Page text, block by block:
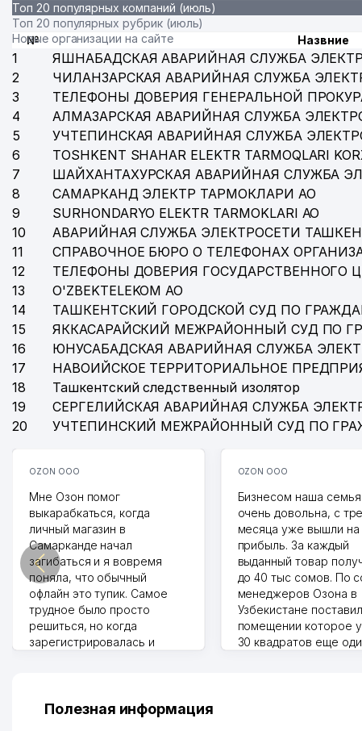
Топ 20 популярных компаний (июль)
Топ 20 популярных рубрик (июль)
Новые организации на сайте
№ Назвние
1 ЯШНАБАДСКАЯ АВАРИЙНАЯ СЛУЖБА
2
ЧИЛАНЗАРСКАЯ АВАРИЙНАЯ СЛУЖБА
3
ТЕЛЕФОНЫ ДОВЕРИЯ ГЕНЕРАЛЬНОЙ
4
АЛМАЗАРСКАЯ АВАРИЙНАЯ СЛУЖБА
5
УЧТЕПИНСКАЯ АВАРИЙНАЯ СЛУЖБА
6
TOSHKENT SHAHAR ELEKTR TARMOQLARI
7
ШАЙХАНТАХУРСКАЯ АВАРИЙНАЯ СЛУЖБА
8
САМАРКАНД ЭЛЕКТР ТАРМОКЛАРИ АО
9
SURHONDARYO ELEKTR TARMOKLARI АО
10
АВАРИЙНАЯ СЛУЖБА ЭЛЕКТРОСЕТИ
11
СПРАВОЧНОЕ БЮРО О ТЕЛЕФОНАХ
12
ТЕЛЕФОНЫ ДОВЕРИЯ ГОСУДАРСТВЕННОГО
13
O'ZBEKTELEKOM АО
14
ТАШКЕНТСКИЙ ГОРОДСКОЙ СУД ПО
15
ЯККАСАРАЙСКИЙ МЕЖРАЙОННЫЙ СУД ПО
16
ЮНУСАБАДСКАЯ АВАРИЙНАЯ СЛУЖБА
17
НАВОИЙСКОЕ ТЕРРИТОРИАЛЬНОЕ
18
Ташкентский следственный изолятор
19
СЕРГЕЛИЙСКАЯ АВАРИЙНАЯ СЛУЖБА
20
УЧТЕПИНСКИЙ МЕЖРАЙОННЫЙ СУД ПО
OZON ООО
Мне Озон помог
выкарабкаться, когда
личный магазин в
Самарканде начал
загибаться и я вовремя
поняла, что обычный
офлайн это тупик. Самое
трудное было просто
решиться, но когда
зарегистрировалась и
на себя доставку до
OZON ООО
Бизнесом наша семья
очень довольна, с
месяца уже вышли на
прибыль. За каждый
выданный товар
до 40 тыс сомов. По
менеджеров Озона в
Узбекистане
помещении которое
30 квадратов еще
Полезная информация